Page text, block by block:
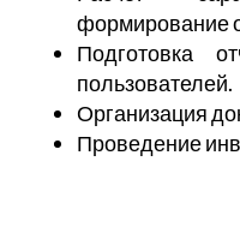
формирование
Подготовка
пользователей.
Организация
Проведение